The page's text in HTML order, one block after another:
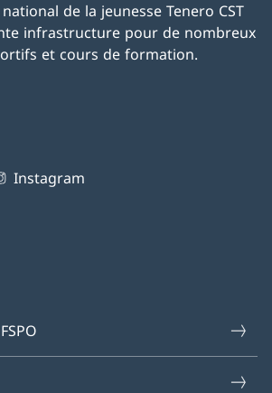
de la jeunesse Tenero CST
infrastructure pour de nombreux
et cours de formation.
Instagram